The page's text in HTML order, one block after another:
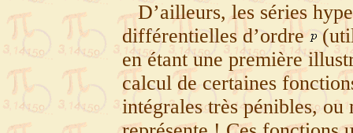
D’ailleurs, les séries
différentielles d’ordre
en étant une première
calcul de certaines
intégrales très pénibles,